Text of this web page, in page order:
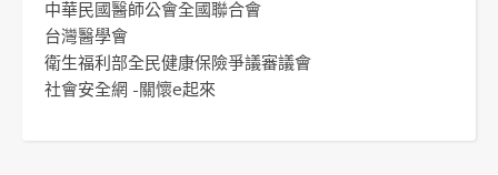
中華民國醫師公會全國聯合會
台灣醫學會
衛生福利部全民健康保險爭議審議會
社會安全網 -關懷e起來